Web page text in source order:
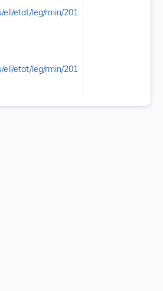
eli/etat/leg/rmin/201
eli/etat/leg/rmin/201